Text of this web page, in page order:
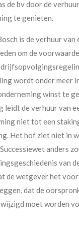
de bv door de
te genieten.
is de verhuur van
om de
wordt onder meer
winst te
leidt de verhuur van
niet tot een
Het hof ziet niet in
anders
van
de wetgever het
dat de
moet worden